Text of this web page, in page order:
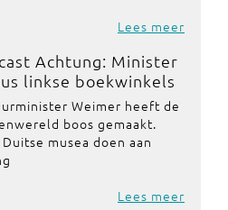
Lees meer
Achtung: Minister
linkse boekwinkels
Weimer heeft de
boos gemaakt.
musea doen aan
Lees meer